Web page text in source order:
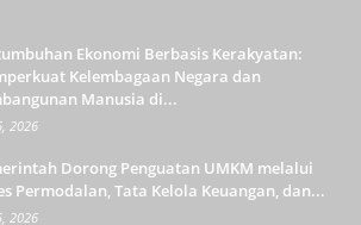
Ekonomi Berbasis Kerakyatan:
Kelembagaan Negara dan
Manusia di...
2026
Dorong Penguatan UMKM melalui
Permodalan, Tata Kelola Keuangan, dan...
2026